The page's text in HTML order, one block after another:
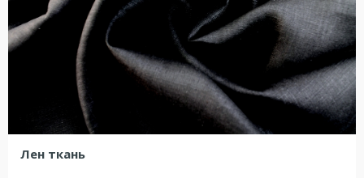
Лен ткань